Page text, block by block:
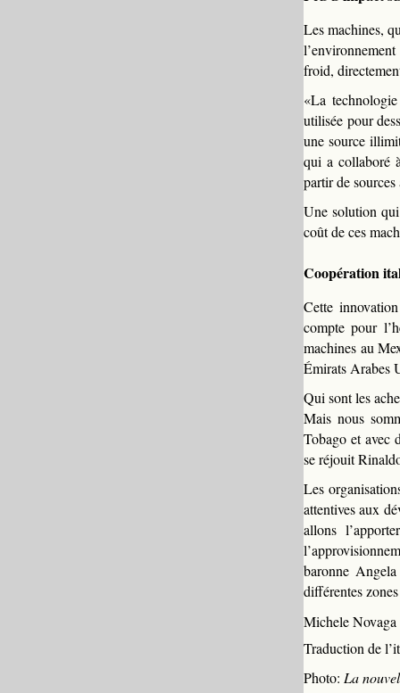
Les machines,
froid,
«La
utilisée pour
une source
qui a collaboré
partir de sources
Une solution
coût de ces
Coopération
Cette
compte pour
machines au
Émirats Arabes
Qui sont les
Mais nous
Tobago et avec
se réjouit
Les
attentives aux
allons
baronne
différentes
Michele Novaga
Traduction de
Photo: La